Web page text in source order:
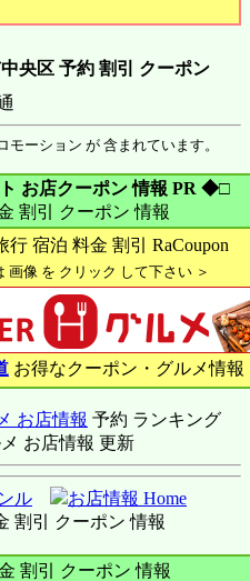
央区 予約 割引 クーポン
ーション が 含まれています。
お店クーポン 情報 PR ◆□
行 宿泊 料金 割引 RaCoupon
画像 を クリック して下さい ＞
お得なクーポン・グルメ情報
お店情報 予約 ランキング
ル お店情報 Home